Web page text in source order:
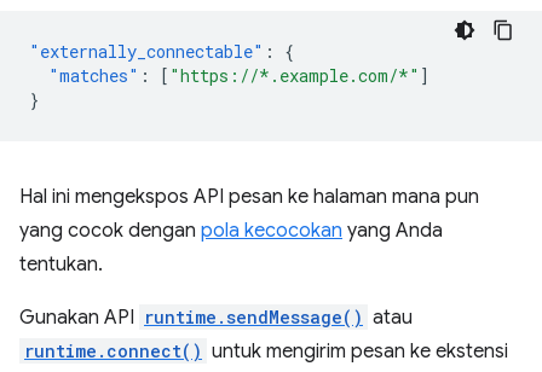
"externally_connectable" :
{
"matches" : [ "https://*.example.com/*" ]
}
Hal ini mengekspos API pesan ke halaman mana pun
yang cocok dengan pola kecocokan yang Anda
tentukan.
Gunakan API runtime.sendMessage() atau
runtime.connect() untuk mengirim pesan ke ekstensi